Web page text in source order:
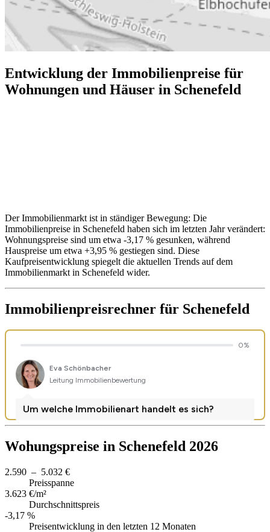
Entwicklung der Immobilienpreise für
Wohnungen und Häuser in Schenefeld
Der Immobilienmarkt ist in ständiger Bewegung: Die
Immobilienpreise in Schenefeld haben sich im letzten Jahr verändert:
Wohnungspreise sind um etwa -3,17 % gesunken, während
Hauspreise um etwa +3,95 % gestiegen sind. Diese
Kaufpreisentwicklung spiegelt die aktuellen Trends auf dem
Immobilienmarkt in Schenefeld wider.
Immobilienpreisrechner für Schenefeld
Wohungspreise in Schenefeld 2026
2.590 – 5.032 €
Preisspanne
3.623 €/m²
Durchschnittspreis
-3,17 %
Preisentwicklung in den letzten 12 Monaten